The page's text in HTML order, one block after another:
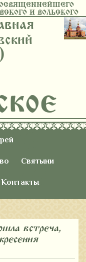
И ВОЛЬСКОГО
Святыни
Контакты
встреча,